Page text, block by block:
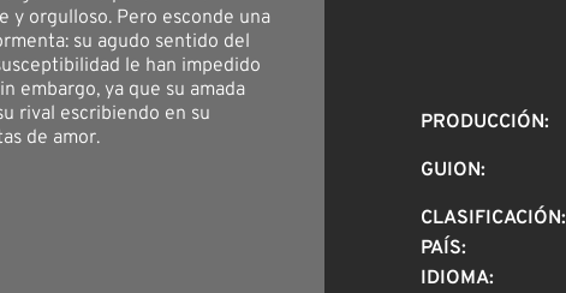
y orgulloso. Pero esconde una
su agudo sentido del
le han impedido
embargo, ya que su amada
rival escribiendo en su
de amor.
PRODUCCIÓN:
GUION:
CLASIFICACIÓN:
PAÍS:
IDIOMA: